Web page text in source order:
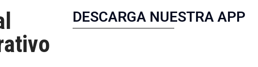
DESCARGA NUESTRA APP